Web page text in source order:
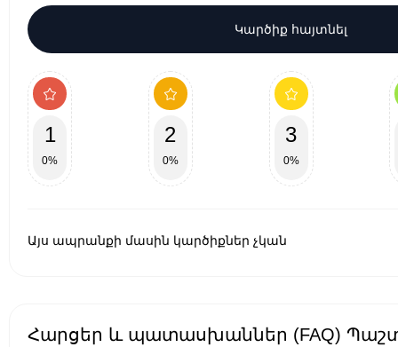
Կարծիք հայտնել
1
0%
2
0%
3
0%
Այս ապրանքի մասին կարծիքներ չկան
Հարցեր և պատասխաններ (FAQ)